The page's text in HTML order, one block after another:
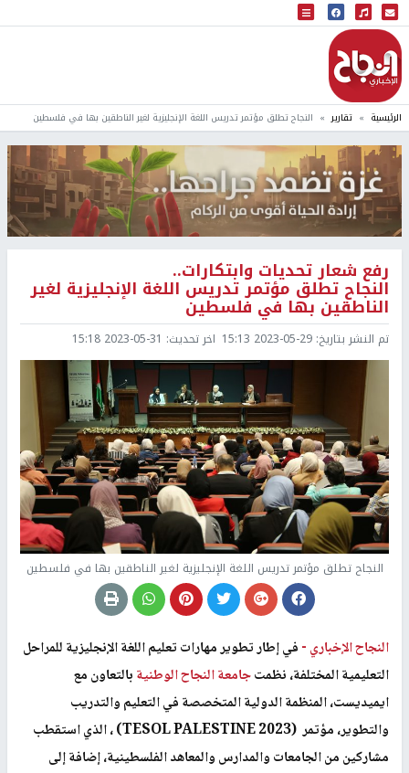
البث المباشر
إذاعة النجاح
الرئيسية تقارير النجاح تطلق مؤتمر تدريس اللغة الإنجليزية لغير الناطقين بها في فلسطين
رفع شعار تحديات وابتكارات..
النجاح تطلق مؤتمر تدريس اللغة الإنجليزية لغير
الناطقين بها في فلسطين
تم النشر بتاريخ: 2023-05-29 15:13 اخر تحديث: 2023-05-31 15:18
النجاح تطلق مؤتمر تدريس اللغة الإنجليزية لغير الناطقين بها في فلسطين
النجاح الإخباري -في إطار تطوير مهارات تعليم اللغة الإنجليزية للمراحل
التعليمية المختلفة، نظمتجامعة النجاح الوطنيةبالتعاون مع
ايميديست، المنظمة الدولية المتخصصة في التعليم والتدريب
والتطوير، مؤتمر (TESOL PALESTINE 2023)، الذي استقطب
مشاركين من الجامعات والمدارس والمعاهد الفلسطينية، إضافة إلى